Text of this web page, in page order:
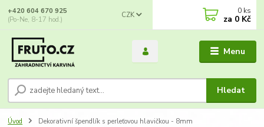
Menu
CZK
Hledat
+420 604 670 925
(Po-Ne, 8-17 hod.)
0 ks
za 0 Kč
Úvod Dekorativní špendlík s perleťovou hlavičkou - 8mm